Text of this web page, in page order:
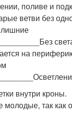
поливе и
ветви без
на периферию
внутри кроны.
так как